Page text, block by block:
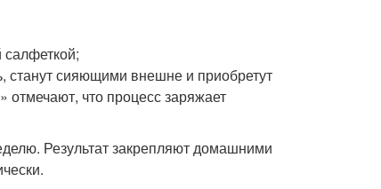
салфеткой;
станут сияющими внешне и приобретут
что процесс заряжает
Результат закрепляют домашними